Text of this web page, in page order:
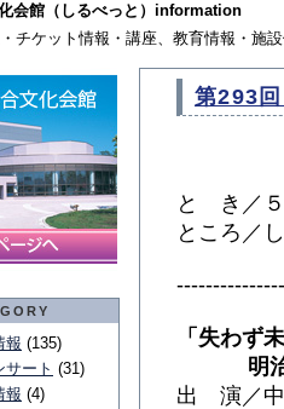
会館（しるべっと）information
チケット情報・講座、教育情報・施
報 (135)
サート (31)
報 (4)
第293
と き／
ところ／
「失わず
明治・
出 演／中